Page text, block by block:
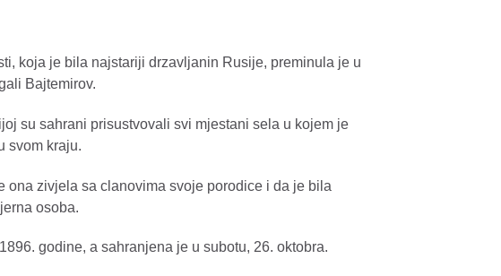
koja je bila najstariji drzavljanin Rusije, preminula je u
Bajtemirov.
su sahrani prisustvovali svi mjestani sela u kojem je
svom kraju.
ona zivjela sa clanovima svoje porodice i da je bila
osoba.
godine, a sahranjena je u subotu, 26. oktobra.